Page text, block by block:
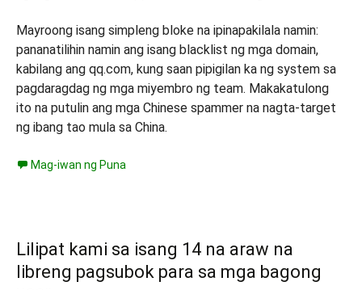
Mayroong isang simpleng bloke na ipinapakilala namin:
pananatilihin namin ang isang blacklist ng mga domain,
kabilang ang qq.com, kung saan pipigilan ka ng system sa
pagdaragdag ng mga miyembro ng team. Makakatulong
ito na putulin ang mga Chinese spammer na nagta-target
ng ibang tao mula sa China.
Mag-iwan ng Puna
Lilipat kami sa isang 14 na araw na
libreng pagsubok para sa mga bagong